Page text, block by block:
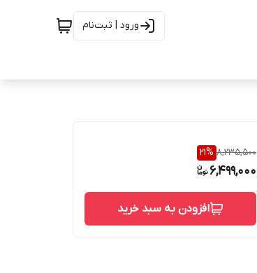
ورود | ثبت‌نام
8,235,500
21%
6,499,000
افزودن به سبد خرید